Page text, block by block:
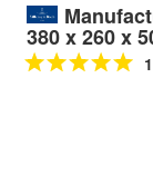
380 x 260 x
1